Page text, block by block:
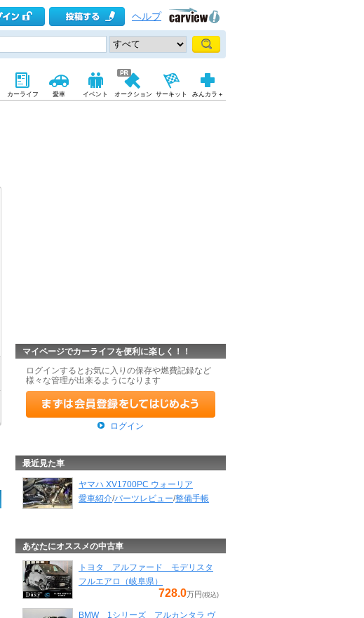
ヘルプ
カーライフ 愛車 イベント オークション サーキット みんカラ＋
マイページでカーライフを便利に楽しく！！
ログインするとお気に入りの保存や燃費記録など
様々な管理が出来るようになります
ログイン
最近見た車
ヤマハ XV1700PC ウォーリア
愛車紹介/パーツレビュー/整備手帳
あなたにオススメの中古車
トヨタ アルファード モデリスタ
フルエアロ（岐阜県）
728.0万円 (税込)
BMW 1シリーズ アルカンタラ ヴ